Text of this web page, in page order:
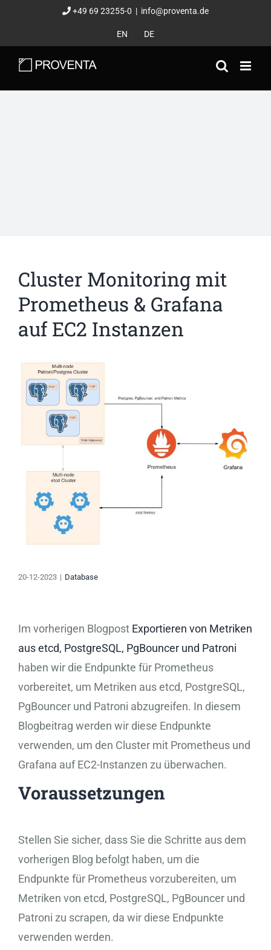
springen
+49 69 23255-0 | info@proventa.de
EN DE
Cluster Monitoring mit
Prometheus & Grafana
auf EC2 Instanzen
Zeige
grösseres
Bild
20-12-2023 | Database
Im vorherigen Blogpost Exportieren von Metriken
aus etcd, PostgreSQL, PgBouncer und Patroni
haben wir die Endpunkte für Prometheus
vorbereitet, um Metriken aus etcd, PostgreSQL,
PgBouncer und Patroni abzugreifen. In diesem
Blogbeitrag werden wir diese Endpunkte
verwenden, um den Cluster mit Prometheus und
Grafana auf EC2-Instanzen zu überwachen.
Voraussetzungen
Stellen Sie sicher, dass Sie die Schritte aus dem
vorherigen Blog befolgt haben, um die
Endpunkte für Prometheus vorzubereiten, um
Metriken von etcd, PostgreSQL, PgBouncer und
Patroni zu scrapen, da wir diese Endpunkte
verwenden werden.